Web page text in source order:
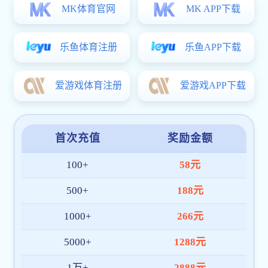
短短一小时里，汪老师仅凭一部手机，就把剪
音乐精准踩点、画中画分身特效、一键智能抠图、
的“大白话”，让在场同学鼓掌赞叹“原来电影感大片离
讲到模板剪辑时，汪老师现场即兴创作，剪出
起彼伏。
老师的讲座赢得同学们的热情鼓掌，讲座最后
洒满肩头，手握新解锁的剪辑技能，传媒学子们的
这场干货满满的讲座，让大家真切见识到了手
和剪辑传递心声，让新闻传播的画卷更加多姿多彩